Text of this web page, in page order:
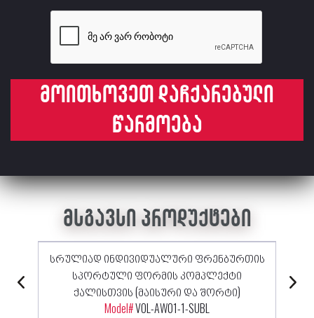
მოითხოვეთ დაჩქარებული
წარმოება
მსგავსი პროდუქტები
სრულიად ინდივიდუალური ფრენბურთის
სპორტული ფორმის კომპლექტი
ქალისთვის (მაისური და შორტი)
Model#VOL-AW01-1-SUBL